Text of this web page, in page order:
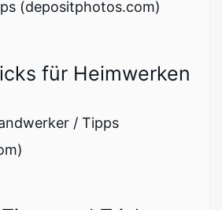
für Heimwerken